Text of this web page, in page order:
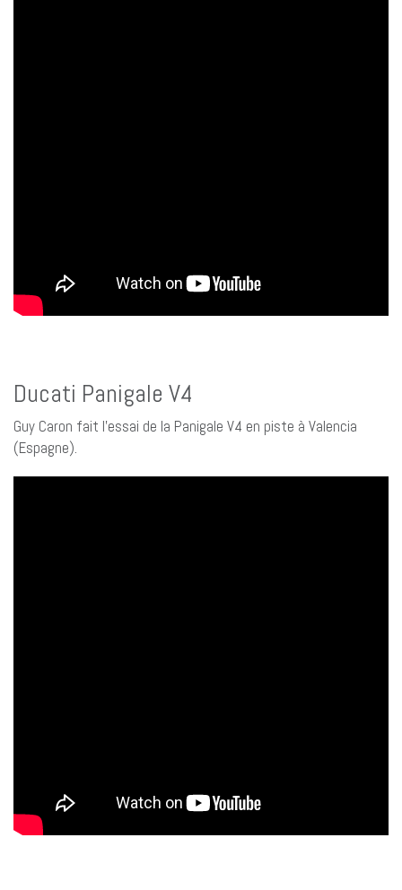
Ducati Panigale V4
Guy Caron fait l’essai de la Panigale V4 en piste à Valencia
(Espagne).